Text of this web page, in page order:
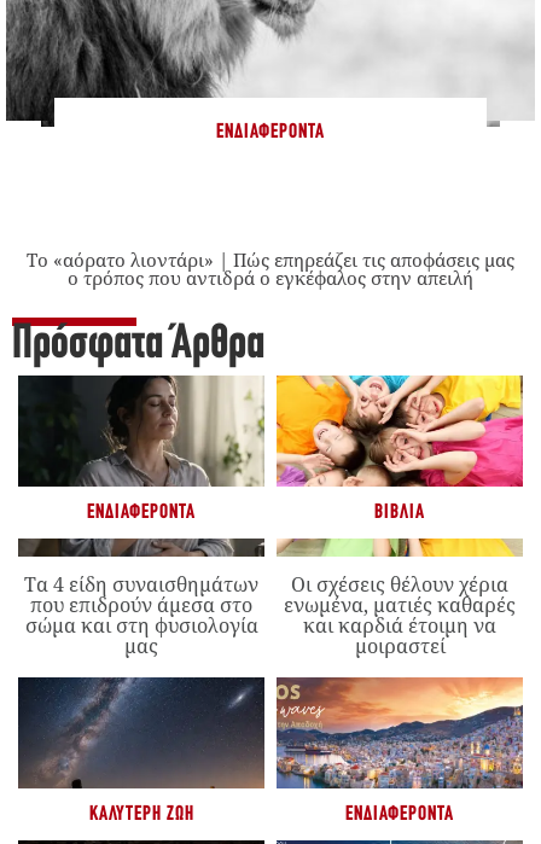
ΕΝΔΙΑΦΈΡΟΝΤΑ
Το «αόρατο λιοντάρι» | Πώς επηρεάζει τις αποφάσεις μας
ο τρόπος που αντιδρά ο εγκέφαλος στην απειλή
Πρόσφατα Άρθρα
ΕΝΔΙΑΦΈΡΟΝΤΑ
Τα 4 είδη συναισθημάτων
που επιδρούν άμεσα στο
σώμα και στη φυσιολογία
μας
ΒΙΒΛΊΑ
Οι σχέσεις θέλουν χέρια
ενωμένα, ματιές καθαρές
και καρδιά έτοιμη να
μοιραστεί
ΚΑΛΎΤΕΡΗ ΖΩΉ ΕΝΔΙΑΦΈΡΟΝΤΑ